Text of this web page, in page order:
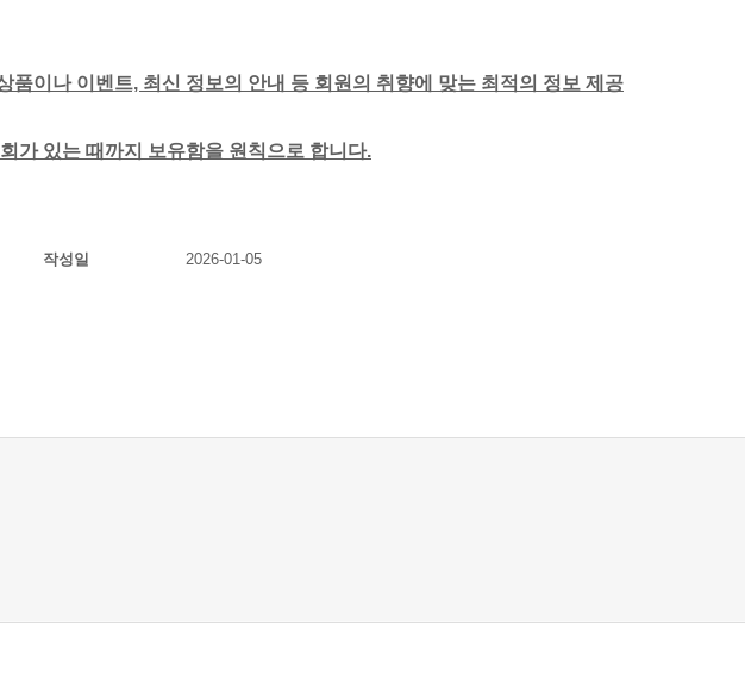
이나 이벤트, 최신 정보의 안내 등 회원의 취향에 맞는 최적의 정보 제공
가 있는 때까지 보유함을 원칙으로 합니다.
작성일
2026-01-05